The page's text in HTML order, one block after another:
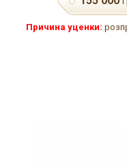
Причина уценки: